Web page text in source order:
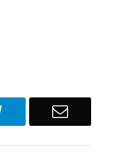
Telegram Email